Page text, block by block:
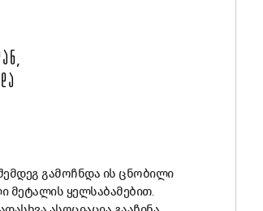
გამოჩნდა ის ცნობილი
მეტალის ყელსაბამებით.